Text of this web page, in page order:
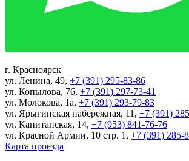
г. Красноярск
ул. Ленина, 49, +7 (391) 295-83-86
ул. Копылова, 76, +7 (391) 297-73-41
ул. Молокова, 1а, +7 (391) 293-79-83
ул. Ярыгинская набережная, 11 , +7 (391)
ул. Капитанская, 14, +7 (953) 841-76-76
ул. Красной Армии, 10 стр. 1 , +7 (391) 285-
Карта проезда